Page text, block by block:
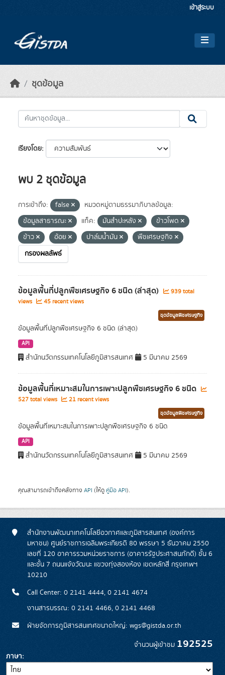
เข้าสู่ระบบ
ชุดข้อมูล
เรียงโดย
พบ 2 ชุดข้อมูล
การเข้าถึง: false
หมวดหมู่ตามธรรมาภิบาลข้อมูล:
ข้อมูลสาธารณะ
แท็ค: มันสำปะหลัง
ข้าวโพด
ข้าว
อ้อย ปาล์มน้ำมัน
พืชเศรษฐกิจ
กรองผลลัพธ์
ข้อมูลพื้นที่ปลูกพืชเศรษฐกิจ 6 ชนิด (ล่าสุด)
939 total
views
45 recent views
ชุดข้อมูลพืชเศรษฐกิจ
ข้อมูลพื้นที่ปลูกพืชเศรษฐกิจ 6 ชนิด (ล่าสุด)
API
สำนักนวัตกรรมเทคโนโลยีภูมิสารสนเทศ 5 มีนาคม 2569
ข้อมูลพื้นที่เหมาะสมในการเพาะปลูกพืชเศรษฐกิจ 6 ชนิด
527 total views 21 recent views
ชุดข้อมูลพืชเศรษฐกิจ
ข้อมูลพื้นที่เหมาะสมในการเพาะปลูกพืชเศรษฐกิจ 6 ชนิด
API
สำนักนวัตกรรมเทคโนโลยีภูมิสารสนเทศ 5 มีนาคม 2569
คุณสามารถเข้าถึงคลังทาง API (ให้ดู คู่มือ API).
สำนักงานพัฒนาเทคโนโลยีอวกาศและภูมิสารสนเทศ (องค์การ
มหาชน) ศูนย์ราชการเฉลิมพระเกียรติ 80 พรรษา 5 ธันวาคม 2550
เลขที่ 120 อาคารรวมหน่วยราชการ (อาคารรัฐประศาสนภักดี) ชั้น 6
และชั้น 7 ถนนแจ้งวัฒนะ แขวงทุ่งสองห้อง เขตหลักสี่ กรุงเทพฯ
10210
Call Center: 0 2141 4444, 0 2141 4674
งานสารบรรณ: 0 2141 4466, 0 2141 4468
ฝ่ายจัดการภูมิสารสนเทศขนาดใหญ่: wgs@gistda.or.th
จำนวนผู้เข้าชม 192525
ภาษา